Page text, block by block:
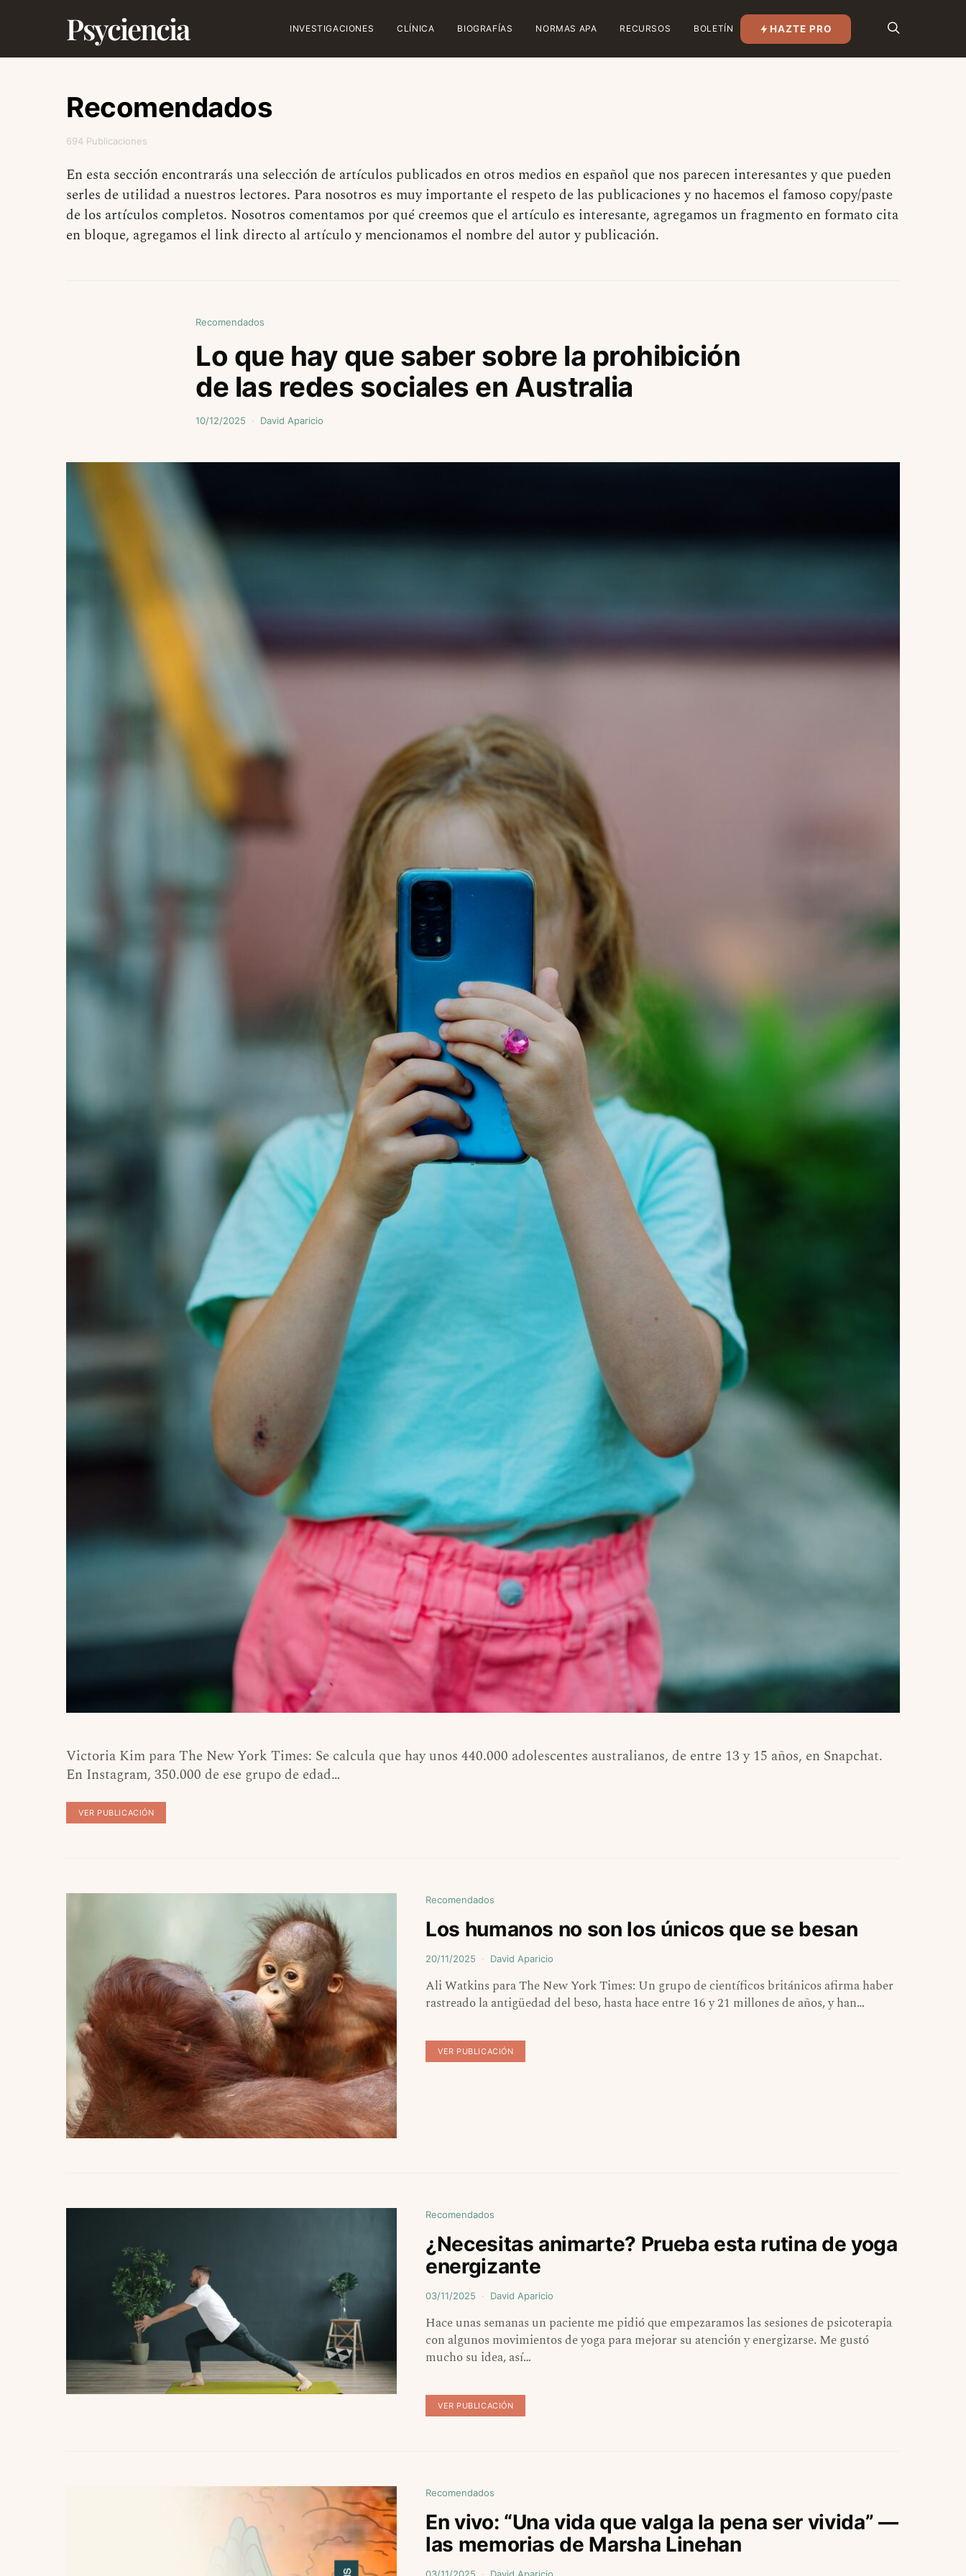
Psyciencia INVESTIGACIONES CLÍNICA BIOGRAFÍAS NORMAS APA RECURSOS BOLETÍN HAZTE PRO
Recomendados
694 Publicaciones
En esta sección encontrarás una selección de artículos publicados en otros medios en español que nos parecen interesantes y que pueden
serles de utilidad a nuestros lectores. Para nosotros es muy importante el respeto de las publicaciones y no hacemos el famoso copy/paste
de los artículos completos. Nosotros comentamos por qué creemos que el artículo es interesante, agregamos un fragmento en formato cita
en bloque, agregamos el link directo al artículo y mencionamos el nombre del autor y publicación.
Recomendados
Lo que hay que saber sobre la prohibición
de las redes sociales en Australia
10/12/2025 David Aparicio
Victoria Kim para The New York Times: Se calcula que hay unos 440.000 adolescentes australianos, de entre 13 y 15 años, en Snapchat.
En Instagram, 350.000 de ese grupo de edad…
VER PUBLICACIÓN
Recomendados
Los humanos no son los únicos que se besan
20/11/2025 David Aparicio
Ali Watkins para The New York Times: Un grupo de científicos británicos afirma haber
rastreado la antigüedad del beso, hasta hace entre 16 y 21 millones de años, y han…
VER PUBLICACIÓN
Recomendados
¿Necesitas animarte? Prueba esta rutina de yoga
energizante
03/11/2025 David Aparicio
Hace unas semanas un paciente me pidió que empezaramos las sesiones de psicoterapia
con algunos movimientos de yoga para mejorar su atención y energizarse. Me gustó
mucho su idea, así…
VER PUBLICACIÓN
Recomendados
En vivo: “Una vida que valga la pena ser vivida” —
las memorias de Marsha Linehan